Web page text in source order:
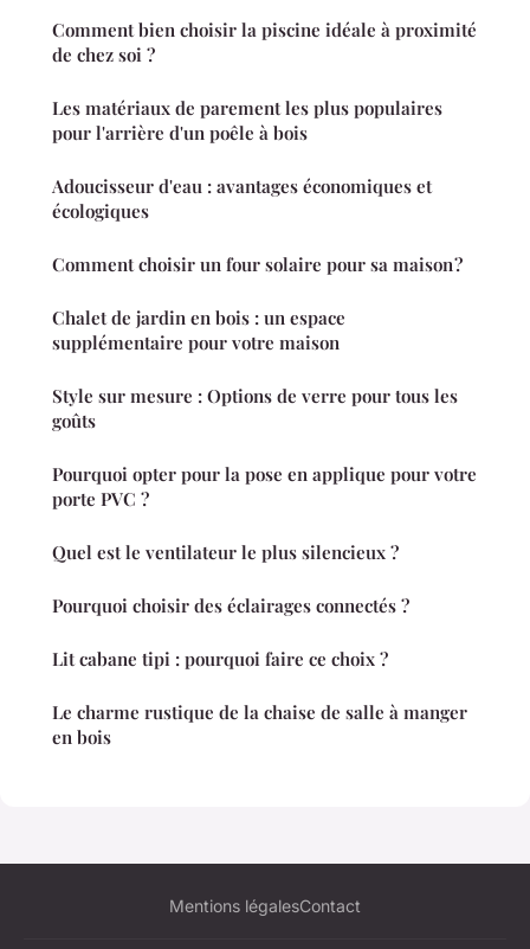
Comment bien choisir la piscine idéale à proximité
de chez soi ?
Les matériaux de parement les plus populaires
pour l'arrière d'un poêle à bois
Adoucisseur d'eau : avantages économiques et
écologiques
Comment choisir un four solaire pour sa maison ?
Chalet de jardin en bois : un espace
supplémentaire pour votre maison
Style sur mesure : Options de verre pour tous les
goûts
Pourquoi opter pour la pose en applique pour votre
porte PVC ?
Quel est le ventilateur le plus silencieux ?
Pourquoi choisir des éclairages connectés ?
Lit cabane tipi : pourquoi faire ce choix ?
Le charme rustique de la chaise de salle à manger
en bois
Mentions légalesContact